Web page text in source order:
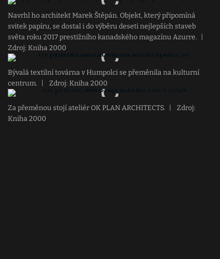
Navrhl ho architekt Marek Štěpán. Objekt, který připomíná
svitek papíru, se dostal i do výběru deseti nejlepších staveb
světa roku 2017 prestižního kanadského magazínu Azurre.
Zdroj: Kniha 2000
Bývalá textilní továrna v Humpolci se přeměnila na kulturní
centrum.
Zdroj: Kniha 2000
Za přeměnou stojí ateliér OK PLAN ARCHITECTS.
Zdroj:
Kniha 2000